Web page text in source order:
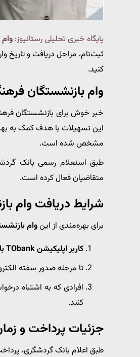
پایگاه خبری تحلیلی رستانیوز:
ثبت‌نام، مراحل دریافت و تاریخ
کنید.
وام بازنشستگان فرهنگی ۳۰ میلیون تومانی رسماً
خبر خوش برای بازنشستگان
این تسهیلات با هدف کمک به
مشخص شده است.
طبق استعلام رسمی بانک
متقاضیان فعال کرده است.
شرایط دریافت وام
برای بهره‌مندی از اینوام بازنشستگان
کاربر اپلیکیشن TObank بانک گردشگری
تا مرحله صدور سفته
کنند.
جزئیات پرداخت و
طبق اعلام بانک گردشگری،